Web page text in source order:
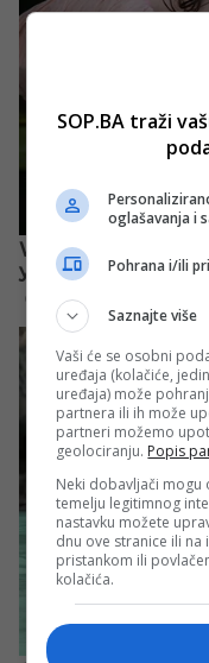
SOP.BA traži
oglašavanja i
Pohrana i/ili
Saznajte više
Vaši će se osobni
uređaja (kolačiće,
uređaja) može
partnera ili ih može
partneri možemo
geolociranju. Popis
Neki dobavljači mogu
temelju legitimnog
nastavku možete
dnu ove stranice ili
pristankom ili
kolačića.